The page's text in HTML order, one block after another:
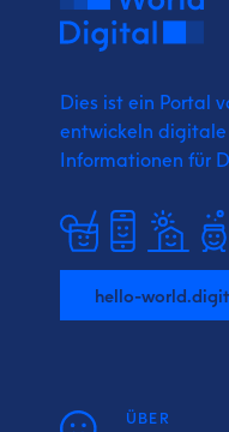
Dies ist ein Portal
entwickeln digitale
Informationen für
hello-
ÜBER